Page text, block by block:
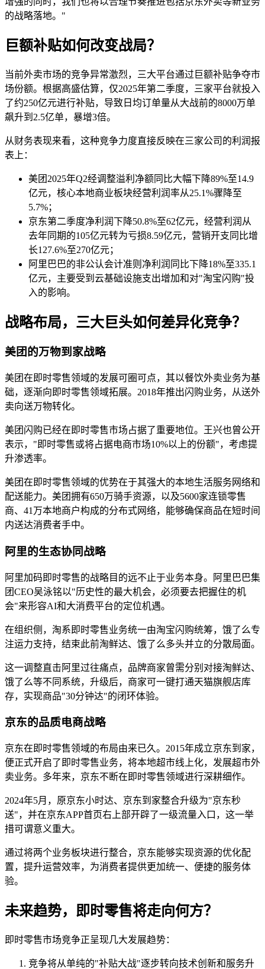
的战略落地。"
巨额补贴如何改变战局？
当前外卖市场的竞争异常激烈，三大平台通过巨额补贴争夺市
场份额。根据高盛估算，仅2025年第二季度，三家平台就投入
了约250亿元进行补贴，导致日均订单量从大战前的8000万单
飙升到2.5亿单，暴增3倍。
从财务表现来看，这种竞争力度直接反映在三家公司的利润报
表上：
美团2025年Q2经调整溢利净额同比大幅下降89%至14.9
亿元，核心本地商业板块经营利润率从25.1%骤降至
5.7%；
京东第二季度净利润下降50.8%至62亿元，经营利润从
去年同期的105亿元转为亏损8.59亿元，营销开支同比增
长127.6%至270亿元；
阿里巴巴的非公认会计准则净利润同比下降18%至335.1
亿元，主要受到云基础设施支出增加和对"淘宝闪购"投
入的影响。
战略布局，三大巨头如何差异化竞争？
美团的万物到家战略
美团在即时零售领域的发展可圈可点，其以餐饮外卖业务为基
础，逐渐向即时零售领域拓展。2018年推出闪购业务，从送外
卖向送万物转化。
美团闪购已经在即时零售市场占据了重要地位。王兴也曾公开
表示，"即时零售或将占据电商市场10%以上的份额"，考虑提
升渗透率。
美团在即时零售领域的优势在于其强大的本地生活服务网络和
配送能力。美团拥有650万骑手资源，以及5600家连锁零售
商、41万本地商户构成的分布式网络，能够确保商品在短时间
内送达消费者手中。
阿里的生态协同战略
阿里加码即时零售的战略目的远不止于业务本身。阿里巴巴集
团CEO吴泳铭以"历史性的最大机会，必须要去把握住的机
会"来形容AI和大消费平台的定位机遇。
在组织侧，淘系即时零售业务统一由淘宝闪购统筹，饿了么专
注运力支持，结束此前淘鲜达、饿了么多头并立的分散局面。
这一调整直击阿里过往痛点，品牌商家曾需分别对接淘鲜达、
饿了么等不同系统，升级后，商家可一键打通天猫旗舰店库
存，实现商品"30分钟达"的闭环体验。
京东的品质电商战略
京东在即时零售领域的布局由来已久。2015年成立京东到家，
便正式开启了即时零售业务，将本地超市线上化，发展超市外
卖业务。多年来，京东不断在即时零售领域进行深耕细作。
2024年5月，原京东小时达、京东到家整合升级为"京东秒
送"，并在京东APP首页右上部开辟了一级流量入口，这一举
措可谓意义重大。
通过将两个业务板块进行整合，京东能够实现资源的优化配
置，提升运营效率，为消费者提供更加统一、便捷的服务体
验。
未来趋势，即时零售将走向何方？
即时零售市场竞争正呈现几大发展趋势：
竞争将从单纯的"补贴大战"逐步转向技术创新和服务升